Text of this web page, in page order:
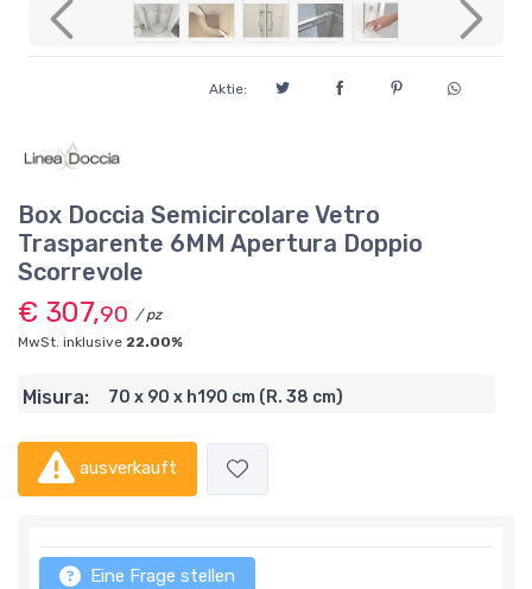
Previous Next
Aktie:
Box Doccia Semicircolare Vetro
Trasparente 6MM Apertura Doppio
Scorrevole
€ 307,90 / pz
MwSt. inklusive 22.00%
Misura: 70 x 90 x h190 cm (R. 38 cm)
ausverkauft
Eine Frage stellen